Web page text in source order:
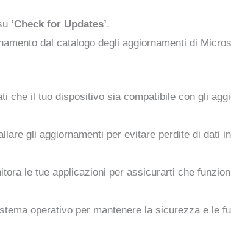
‘Check for Updates’.
dal catalogo degli aggiornamenti di
che il tuo dispositivo sia compatibile con gli
gli aggiornamenti per evitare perdite di dati
le tue applicazioni per assicurarti che
operativo per mantenere la sicurezza e le